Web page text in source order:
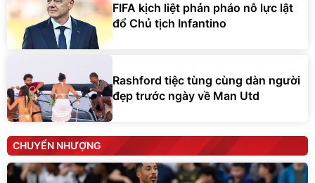
FIFA kịch liệt phản pháo nỗ lực lật
đổ Chủ tịch Infantino
Rashford tiệc tùng cùng dàn người
đẹp trước ngày về Man Utd
CHUYỂN NHƯỢNG